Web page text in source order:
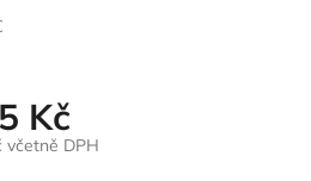
Kč
včetně DPH